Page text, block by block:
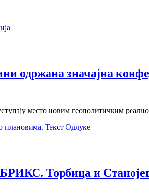
одржана значајна
место новим геополитичким
Торбица и